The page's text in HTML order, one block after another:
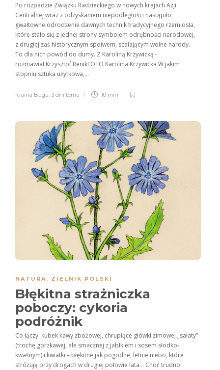
Po rozpadzie Związku Radzieckiego w nowych krajach Azji
Centralnej wraz z odzyskaniem niepodległości nastąpiło
gwałtowne odrodzenie dawnych technik tradycyjnego rzemiosła,
które stało się z jednej strony symbolem odrębności narodowej,
z drugiej zaś historycznym spoiwem, scalającym wolne narody.
To dla nich powód do dumy. Z Karoliną Krzywicką ­
rozmawiał Krzysztof RenikFOTO Karolina Krzywicka W jakim
stopniu sztuka użytkowa,...
Kraina Bugu 3 dni temu 10 min
NATURA, ZIELNIK POLSKI
Błękitna strażniczka
poboczy: cykoria
podróżnik
Co łączy: kubek kawy zbożowej, chrupiące główki zimowej „sałaty”
(trochę gorzkawej, ale smacznej z jabłkiem i sosem słodko-
kwaśnym) i kwiatki – błękitne jak pogodne, letnie niebo, które
stróżują przy drogach w drugiej połowie lata… Choć trudno